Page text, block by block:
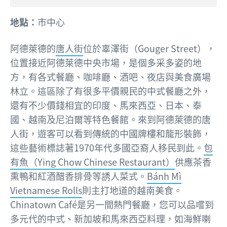
地點： 市中心
阿德萊德的唐人街位於辜澤街（Gouger Street），
位置接近阿德萊德中央市場，是個多采多姿的地
方，有各式餐廳、咖啡廳、酒吧、夜店與美食廣場
林立。這區除了有很多平價親民的中式餐廳之外，
還有不少價錢相宜的印度、馬來西亞、日本、泰
國、越南及尼泊爾等特色餐館。來到阿德萊德的唐
人街，遊客可以看到傳統的中國牌樓和龍形裝飾，
這些藝術標誌著1970年代多國亞裔人移民到此。 包
有魚（Ying Chow Chinese Restaurant） 供應茶香
熏鴨和紅酒醋香排骨等誘人菜式。 Bánh Mì
Vietnamese Rolls則主打地道的越南美食。
Chinatown Café是另一間熱門餐廳，您可以品嚐到
多元代的中式、新加坡和馬來西亞料理，如海鮮喇